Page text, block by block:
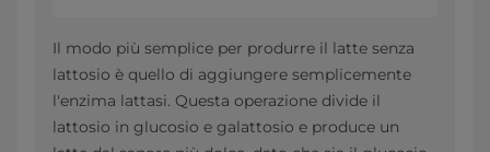
Il modo più semplice per produrre il latte senza
lattosio è quello di aggiungere semplicemente
l'enzima lattasi. Questa operazione divide il
lattosio in glucosio e galattosio e produce un